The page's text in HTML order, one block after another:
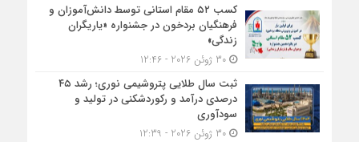
کسب ۵۲ مقام استانی توسط دانش‌آموزان و
فرهنگیان بردخون در جشنواره «یاریگران
زندگی»
30 ژوئن 2026 - 12:46
ثبت سال طلایی پتروشیمی نوری؛ رشد ۴۵
درصدی درآمد و رکوردشکنی در تولید و
سودآوری
30 ژوئن 2026 - 12:39